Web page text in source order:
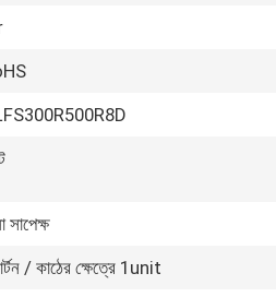
/ কাঠের ক্ষেত্রে 1unit